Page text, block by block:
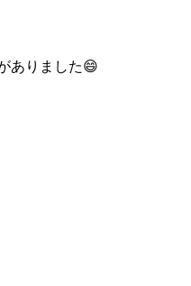
ありました😄